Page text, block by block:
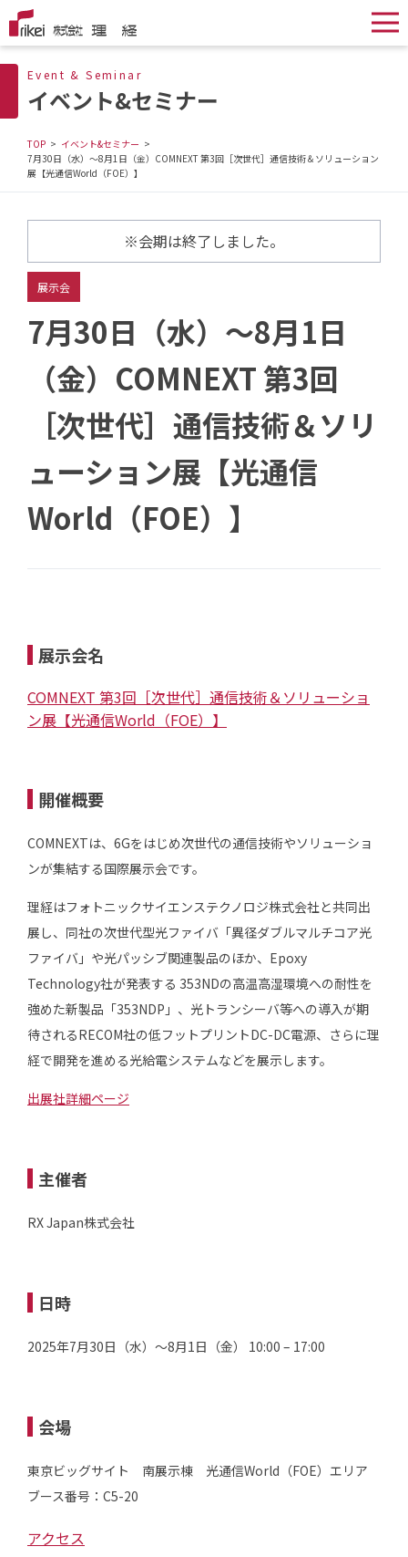
Event & Seminar
イベント&セミナー
TOP
イベント&セミナー
7月30日（水）～8月1日（金）COMNEXT 第3回［次世代］通信技術＆ソリューション
展【光通信World（FOE）】
※会期は終了しました。
展示会
7月30日（水）～8月1日
（金）COMNEXT 第3回
［次世代］通信技術＆ソリ
ューション展【光通信
World（FOE）】
展示会名
COMNEXT 第3回［次世代］通信技術＆ソリューショ
ン展【光通信World（FOE）】
開催概要
COMNEXTは、6Gをはじめ次世代の通信技術やソリューショ
ンが集結する国際展示会です。
理経はフォトニックサイエンステクノロジ株式会社と共同出
展し、同社の次世代型光ファイバ「異径ダブルマルチコア光
ファイバ」や光パッシブ関連製品のほか、Epoxy
Technology社が発表する 353NDの高温高湿環境への耐性を
強めた新製品「353NDP」、光トランシーバ等への導入が期
待されるRECOM社の低フットプリントDC-DC電源、さらに理
経で開発を進める光給電システムなどを展示します。
出展社詳細ページ
主催者
RX Japan株式会社
日時
2025年7月30日（水）～8月1日（金） 10:00 – 17:00
会場
東京ビッグサイト 南展示棟 光通信World（FOE）エリア
ブース番号：C5-20
アクセス